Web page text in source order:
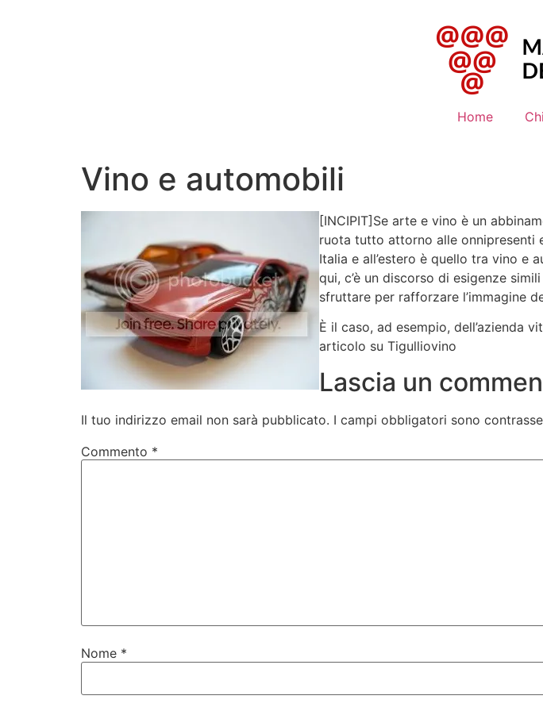
Home
Vino e automobili
[INCIPIT]Se arte e vino è un
ruota tutto attorno alle onnipresenti
Italia e all’estero è quello tra vino e
qui, c’è un discorso di esigenze
sfruttare per rafforzare l’immagine
È il caso, ad esempio, dell’azienda
articolo su Tigulliovino
Lascia un
Il tuo indirizzo email non sarà pubblicato. I campi obbligatori sono
Commento *
Nome *